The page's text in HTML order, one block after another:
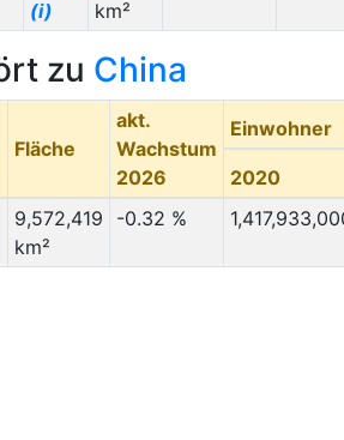
(i)
km²
zu China
Fläche
akt.
Wachstum
2026
Einwohner
2020
9,572,419
km²
-0.32 %